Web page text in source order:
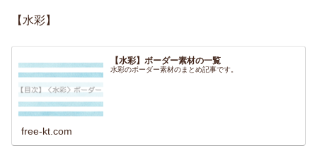
【水彩】
【水彩】ボーダー素材の一覧
水彩のボーダー素材のまとめ記事です。
free-kt.com